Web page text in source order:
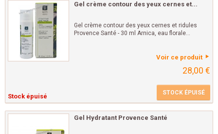
Gel crème contour des yeux cernes et...
Gel crème contour des yeux cernes et ridules
Provence Santé - 30 ml Arnica, eau florale...
Voir ce produit
28,00 €
Stock épuisé STOCK ÉPUISÉ
Gel Hydratant Provence Santé